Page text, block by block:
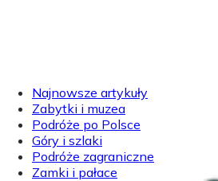
Najnowsze artykuły
Zabytki i muzea
Podróże po Polsce
Góry i szlaki
Podróże zagraniczne
Zamki i pałace